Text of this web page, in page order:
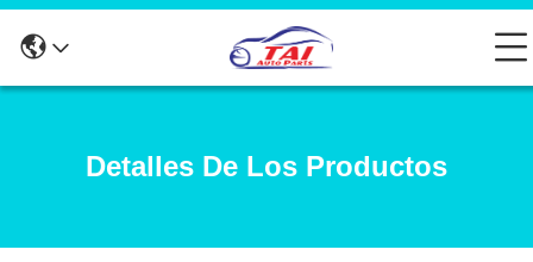
Detalles De Los Productos